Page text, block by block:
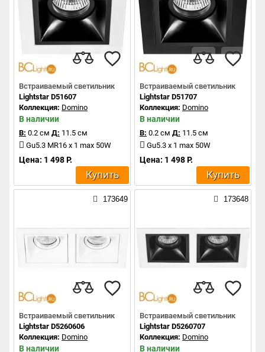
Встраиваемый светильник
Lightstar D51607
Коллекция: Domino
В наличии
В: 0.2 см Д: 11.5 см
Gu5.3 MR16 x 1 max 50W
Цена: 1 498 Р.
Купить
Встраиваемый светильник
Lightstar D51707
Коллекция: Domino
В наличии
В: 0.2 см Д: 11.5 см
Gu5.3 x 1 max 50W
Цена: 1 498 Р.
Купить
173649
Встраиваемый светильник
Lightstar D5260606
Коллекция: Domino
В наличии
173648
Встраиваемый светильник
Lightstar D5260707
Коллекция: Domino
В наличии